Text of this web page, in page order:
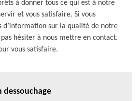
à donner tous ce qui est à notre
et vous satisfaire. Si vous
d’information sur la qualité de notre
hésiter à nous mettre en contact.
vous satisfaire.
dessouchage